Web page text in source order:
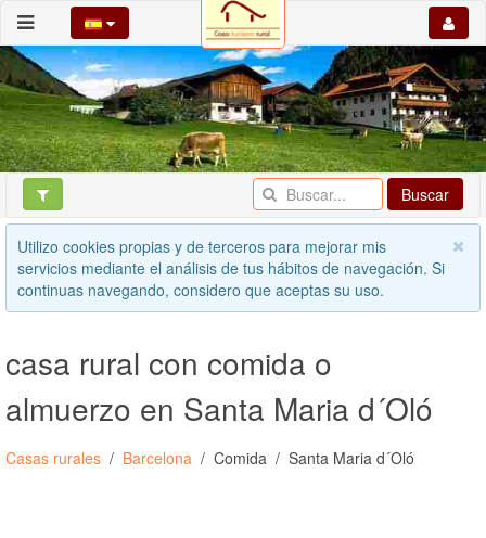
Buscar
Utilizo cookies propias y de terceros para mejorar mis
servicios mediante el análisis de tus hábitos de navegación. Si
continuas navegando, considero que aceptas su uso.
casa rural con comida o
almuerzo en Santa Maria d´Oló
Casas rurales Barcelona Comida Santa Maria d´Oló